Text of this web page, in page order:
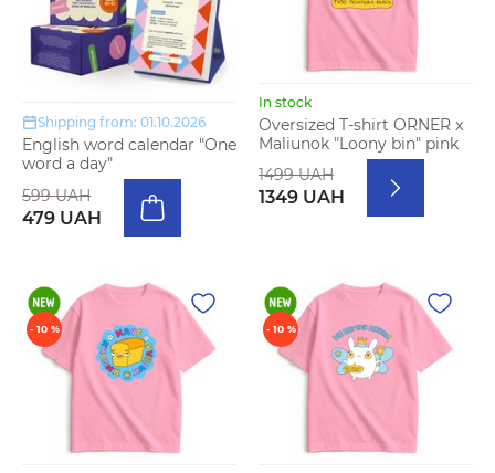
Shipping from: 01.10.2026
English word calendar "One
word a day"
599 UAH
479 UAH
In stock
Oversized T-shirt ORNER x
Maliunok "Loony bin" pink
1499 UAH
1349 UAH
- 10 % - 10 %